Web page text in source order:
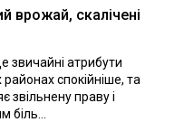
врожай, скалічені
звичайні атрибути
спокійніше, та
звільнену праву і
біль...